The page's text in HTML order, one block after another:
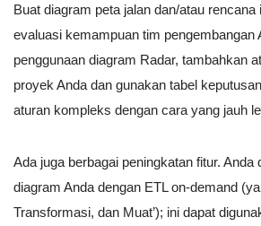
Buat diagram peta jalan dan/atau rencana
evaluasi kemampuan tim pengembangan
penggunaan diagram Radar, tambahkan
proyek Anda dan gunakan tabel
aturan kompleks dengan cara yang jauh
Ada juga berbagai peningkatan fitur. Anda
diagram Anda dengan ETL on-demand
Transformasi, dan Muat’); ini dapat